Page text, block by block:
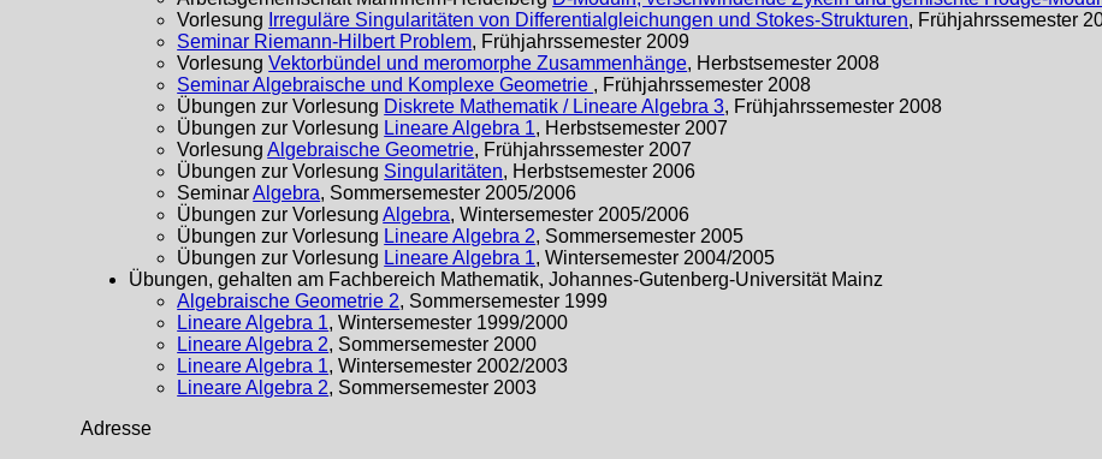
Vorlesung Irreguläre Singularitäten von Differentialgleichungen und Stokes-Strukturen, Frühjahrssemester
Seminar Riemann-Hilbert Problem, Frühjahrssemester 2009
VorlesungVektorbündel und meromorphe Zusammenhänge, Herbstsemester 2008
Seminar Algebraische und Komplexe Geometrie , Frühjahrssemester 2008
Übungen zur Vorlesung Diskrete Mathematik / Lineare Algebra 3, Frühjahrssemester 2008
Übungen zur Vorlesung Lineare Algebra 1, Herbstsemester 2007
VorlesungAlgebraische Geometrie, Frühjahrssemester 2007
Übungen zur Vorlesung Singularitäten, Herbstsemester 2006
SeminarAlgebra, Sommersemester 2005/2006
Übungen zur VorlesungAlgebra, Wintersemester 2005/2006
Übungen zur Vorlesung Lineare Algebra 2, Sommersemester 2005
Übungen zur Vorlesung Lineare Algebra 1, Wintersemester 2004/2005
Übungen, gehalten am Fachbereich Mathematik, Johannes-Gutenberg-Universität Mainz
Algebraische Geometrie 2, Sommersemester 1999
Lineare Algebra 1, Wintersemester 1999/2000
Lineare Algebra 2, Sommersemester 2000
Lineare Algebra 1, Wintersemester 2002/2003
Lineare Algebra 2, Sommersemester 2003
Adresse